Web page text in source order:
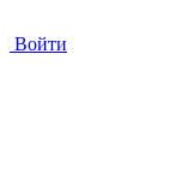
Войти